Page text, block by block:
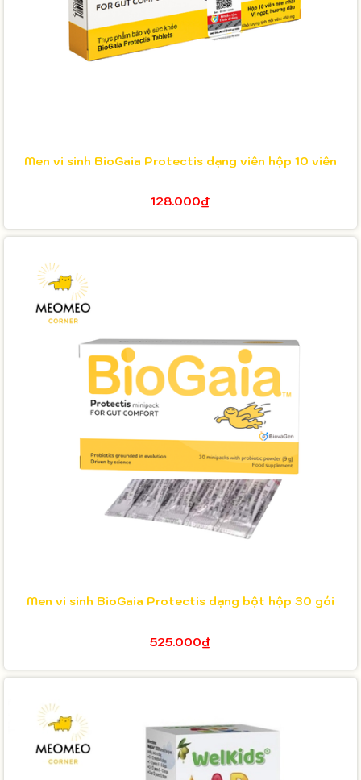
Men vi sinh BioGaia Protectis dạng viên hộp 10 viên
128.000₫
Men vi sinh BioGaia Protectis dạng bột hộp 30 gói
525.000₫